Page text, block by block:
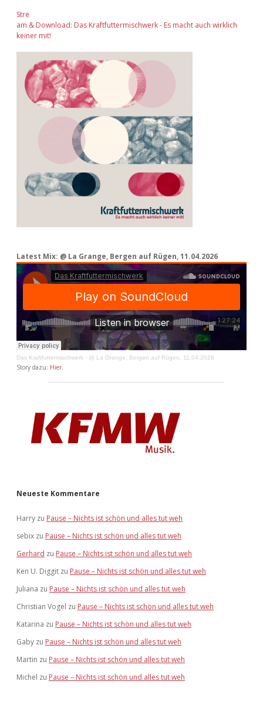
Stre
am & Download: Das Kraftfuttermischwerk - Es macht auch wirklich
keiner mit!
Latest Mix: @ La Grange, Bergen auf Rügen, 11.04.2026
Das Kraftfuttermischwerk · @ La Grange, Bergen auf Rügen, 11.04.2026
Story dazu: Hier
Neueste Kommentare
Harry zu Pause – Nichts ist schön und alles tut weh
sebix zu Pause – Nichts ist schön und alles tut weh
Gerhard zu Pause – Nichts ist schön und alles tut weh
Ken U. Diggit zu Pause – Nichts ist schön und alles tut weh
Juliana zu Pause – Nichts ist schön und alles tut weh
Christian Vogel zu Pause – Nichts ist schön und alles tut weh
Katarina zu Pause – Nichts ist schön und alles tut weh
Gaby zu Pause – Nichts ist schön und alles tut weh
Martin zu Pause – Nichts ist schön und alles tut weh
Michel zu Pause – Nichts ist schön und alles tut weh